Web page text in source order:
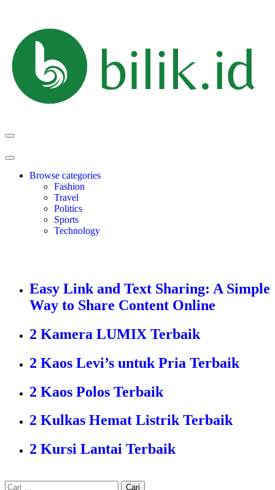
Browse categories
Fashion
Travel
Politics
Sports
Technology
Easy Link and Text Sharing: A Simple
Way to Share Content Online
2 Kamera LUMIX Terbaik
2 Kaos Levi’s untuk Pria Terbaik
2 Kaos Polos Terbaik
2 Kulkas Hemat Listrik Terbaik
2 Kursi Lantai Terbaik